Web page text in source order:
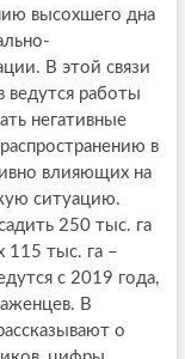
высохшего дна
В этой связи
ведутся работы
негативные
в
влияющих на
ситуацию.
250 тыс. га
115 тыс. га –
с 2019 года,
В
о